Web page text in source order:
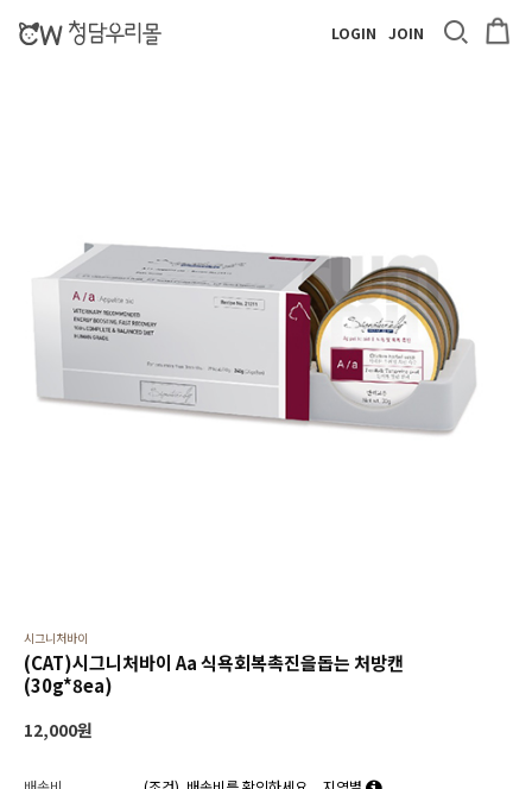
LOGIN JOIN
시그니처바이
(CAT)시그니처바이 Aa 식욕회복촉진을돕는 처방캔
(30g*8ea)
12,000원